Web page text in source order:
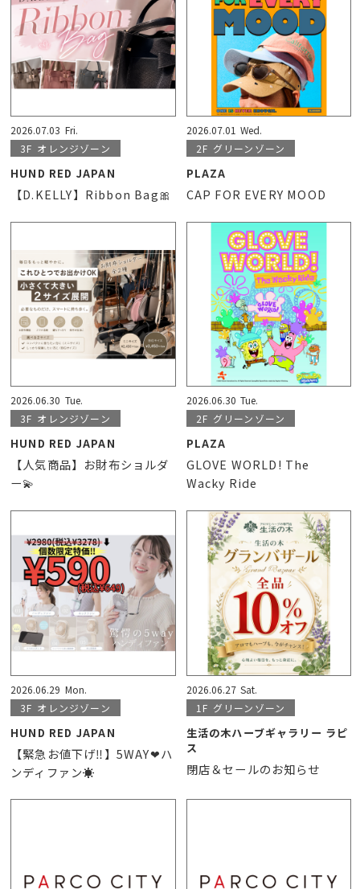
2026.07.03 Fri.
3F オレンジゾーン
HUND RED JAPAN
【D.KELLY】Ribbon Bag🎀
2026.07.01 Wed.
2F グリーンゾーン
PLAZA
CAP FOR EVERY MOOD
2026.06.30 Tue.
3F オレンジゾーン
HUND RED JAPAN
【人気商品】お財布ショルダ
ー💫
2026.06.30 Tue.
2F グリーンゾーン
PLAZA
GLOVE WORLD! The
Wacky Ride
2026.06.29 Mon.
3F オレンジゾーン
HUND RED JAPAN
【緊急お値下げ‼️】5WAY❤︎ハ
ンディファン☀️
2026.06.27 Sat.
1F グリーンゾーン
生活の木ハーブギャラリー ラピ
ス
閉店＆セールのお知らせ